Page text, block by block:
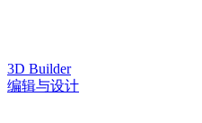
3D Builder
编辑与设计